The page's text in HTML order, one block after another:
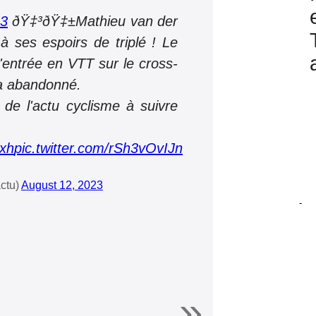
ðŸ‡³ðŸ‡±Mathieu van der
ses espoirs de triplé ! Le
en VTT sur le cross-
abandonné.
l'actu cyclisme à suivre
pic.twitter.com/rSh3vOvIJn
August 12, 2023
-